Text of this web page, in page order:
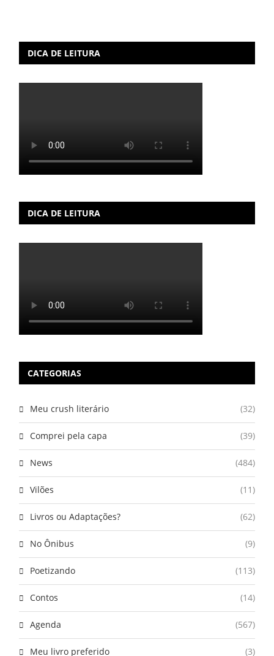
DICA DE LEITURA
DICA DE LEITURA
CATEGORIAS
Meu crush literário (32)
Comprei pela capa (39)
News (484)
Vilões (11)
Livros ou Adaptações? (62)
No Ônibus (9)
Poetizando (113)
Contos (14)
Agenda (567)
Meu livro preferido (3)